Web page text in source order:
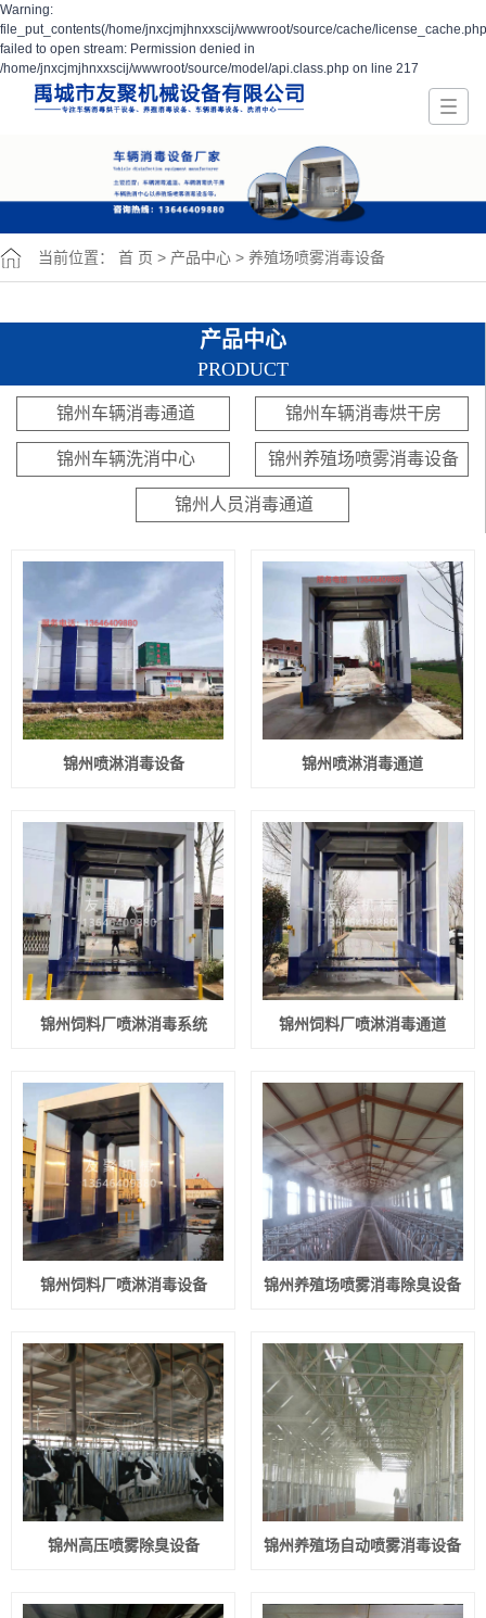
Warning:
file_put_contents(/home/jnxcjmjhnxxscij/wwwroot/source/cache/
failed to open stream: Permission denied in
/home/jnxcjmjhnxxscij/wwwroot/source/model/api.class.php on line 217
当前位置： 首 页 > 产品中心 > 养殖场喷雾消毒设备
产品中心
PRODUCT
锦州车辆消毒通道 锦州车辆消毒烘干房
锦州车辆洗消中心 锦州养殖场喷雾消毒设备
锦州人员消毒通道
锦州喷淋消毒设备 锦州喷淋消毒通道
锦州饲料厂喷淋消毒系统 锦州饲料厂喷淋消毒通道
锦州饲料厂喷淋消毒设备 锦州养殖场喷雾消毒除臭设备
锦州高压喷雾除臭设备 锦州养殖场自动喷雾消毒设备